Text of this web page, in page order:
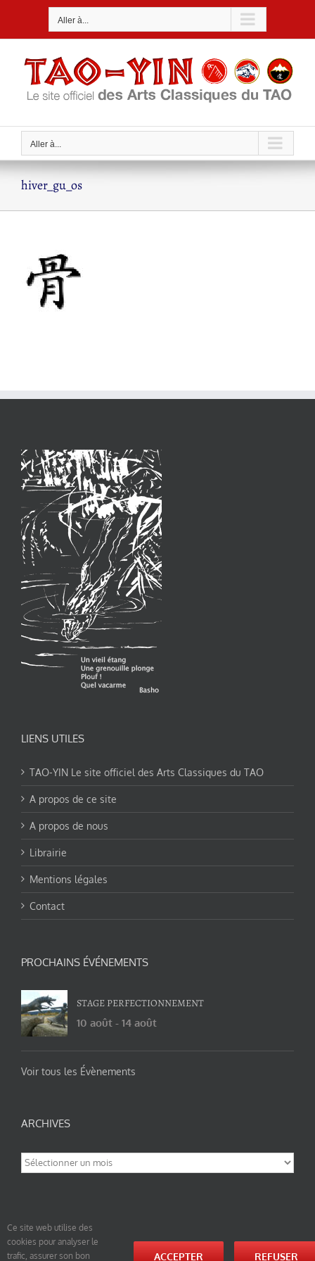
Aller à...
Aller à...
hiver_gu_os
LIENS UTILES
TAO-YIN Le site officiel des Arts Classiques du TAO
A propos de ce site
A propos de nous
Librairie
Mentions légales
Contact
PROCHAINS ÉVÉNEMENTS
STAGE PERFECTIONNEMENT
10 août - 14 août
Voir tous les Évènements
ARCHIVES
Archives
© tao-yin.co © TAO-YIN.fr Georges Charles, Hormis les pages https://tao-yin.fr/georges-charles/
Ce site web utilise des
cookies pour analyser le
trafic, assurer son bon
ACCEPTER REFUSER